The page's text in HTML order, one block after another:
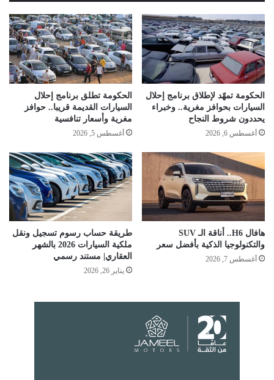
الحكومة تمهّد لإطلاق برنامج إحلال
السيارات بحوافز مغرية.. وخبراء
يحددون شروط النجاح
أغسطس 6, 2026
الحكومة تطلق برنامج إحلال
السيارات القديمة قريبا.. حوافز
مغرية وأسعار تنافسية
أغسطس 5, 2026
هافال H6.. أناقة الـ SUV
والتكنولوجيا الذكية بأفضل سعر
أغسطس 7, 2026
طريقة حساب رسوم تسجيل ونقل
ملكية السيارات 2026 بالشهر
العقاري| مستند رسمي
يناير 26, 2026